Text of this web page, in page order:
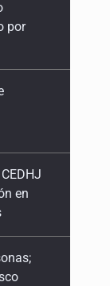
en
de